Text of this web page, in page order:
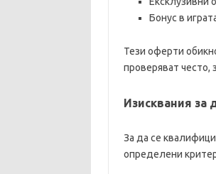
Бонус в
Тези оферти
проверяват често,
Изисквания за
За да се
определени